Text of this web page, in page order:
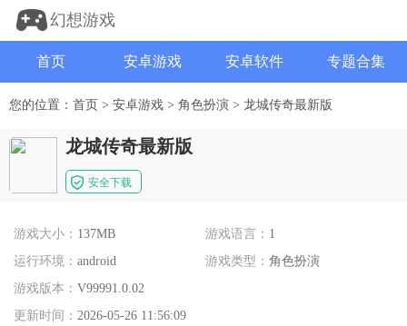
幻想游戏
首页 安卓游戏 安卓软件 专题合集
您的位置： 首页 > 安卓游戏 > 角色扮演 > 龙城传奇最新版
龙城传奇最新版
安全下载
游戏大小： 137MB 游戏语言： 1
运行环境： android 游戏类型：角色扮演
游戏版本： V99991.0.02
更新时间： 2026-05-26 11:56:09